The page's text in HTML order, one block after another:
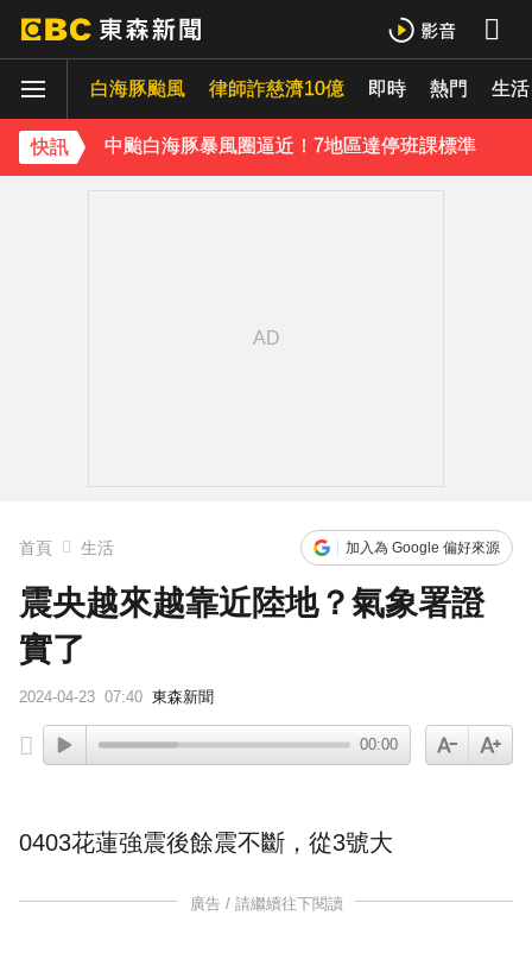
白海豚颱風 律師詐慈濟10億 即時 熱門 生活
快訊
獨家／女騎檔車到北海岸兜風 控遭豪車逼車擋路
中颱白海豚暴風圈逼近！7地區達停班課標準
強風吹襲！宜蘭郵局外牆磁磚「一日掉兩次」
首頁 生活 加入為 Google 偏好來源
震央越來越靠近陸地？氣象署證
實了
2024-04-23 07:40 東森新聞
00:00
0403花蓮強震後餘震不斷，從3號大
廣告 / 請繼續往下閱讀